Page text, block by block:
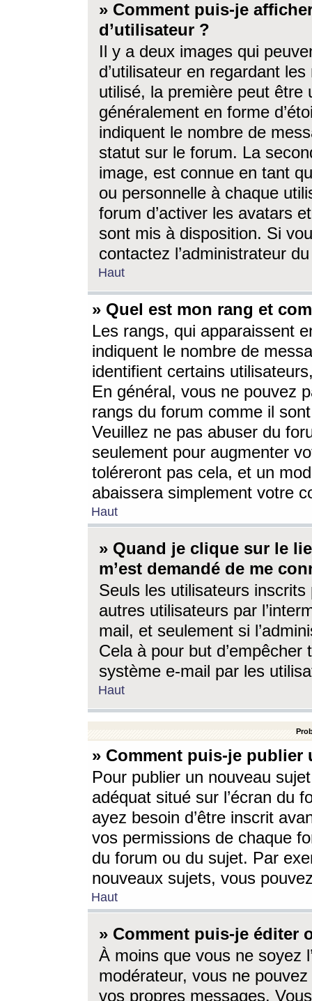
» Comment puis-je
d’utilisateur ?
Il y a deux images qui
d’utilisateur en regardant
utilisé, la première peut être
généralement en forme
indiquent le nombre de
statut sur le forum. La
image, est connue en tant
ou personnelle à chaque
forum d’activer les avatars
sont mis à disposition. Si
contactez l’administrateur
Haut
» Quel est mon rang et
Les rangs, qui apparaissent
indiquent le nombre de
identifient certains
En général, vous ne pouvez
rangs du forum comme il
Veuillez ne pas abuser du
seulement pour augmenter
toléreront pas cela, et un
abaissera simplement votre
Haut
» Quand je clique sur le
m’est demandé de me
Seuls les utilisateurs
autres utilisateurs par
mail, et seulement si
Cela à pour but
système e-mail par les
Haut
» Comment puis-je
Pour publier un nouveau
adéquat situé sur l’écran du
ayez besoin d’être inscrit
vos permissions de chaque
du forum ou du sujet. Par
nouveaux sujets, vous
Haut
» Comment puis-je éditer
À moins que vous ne soyez
modérateur, vous ne
vos propres messages.